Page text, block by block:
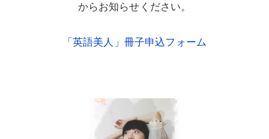
からお知らせください。
「英語美人」冊子申込フォーム